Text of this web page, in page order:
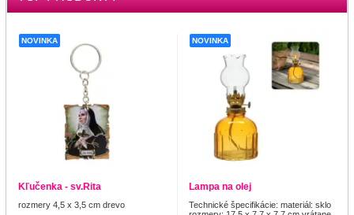
NOVINKA
Kľučenka - sv.Rita
rozmery 4,5 x 3,5 cm drevo
NOVINKA
Lampa na olej
Technické špecifikácie: materiál: sklo